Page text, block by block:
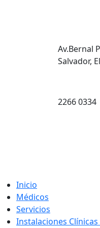
Av.Bernal
Salvador,
2266 0334
Inicio
Médicos
Servicios
Instalaciones Clínicas